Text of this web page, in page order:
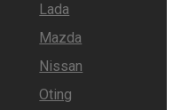
Lada
Mazda
Nissan
Oting